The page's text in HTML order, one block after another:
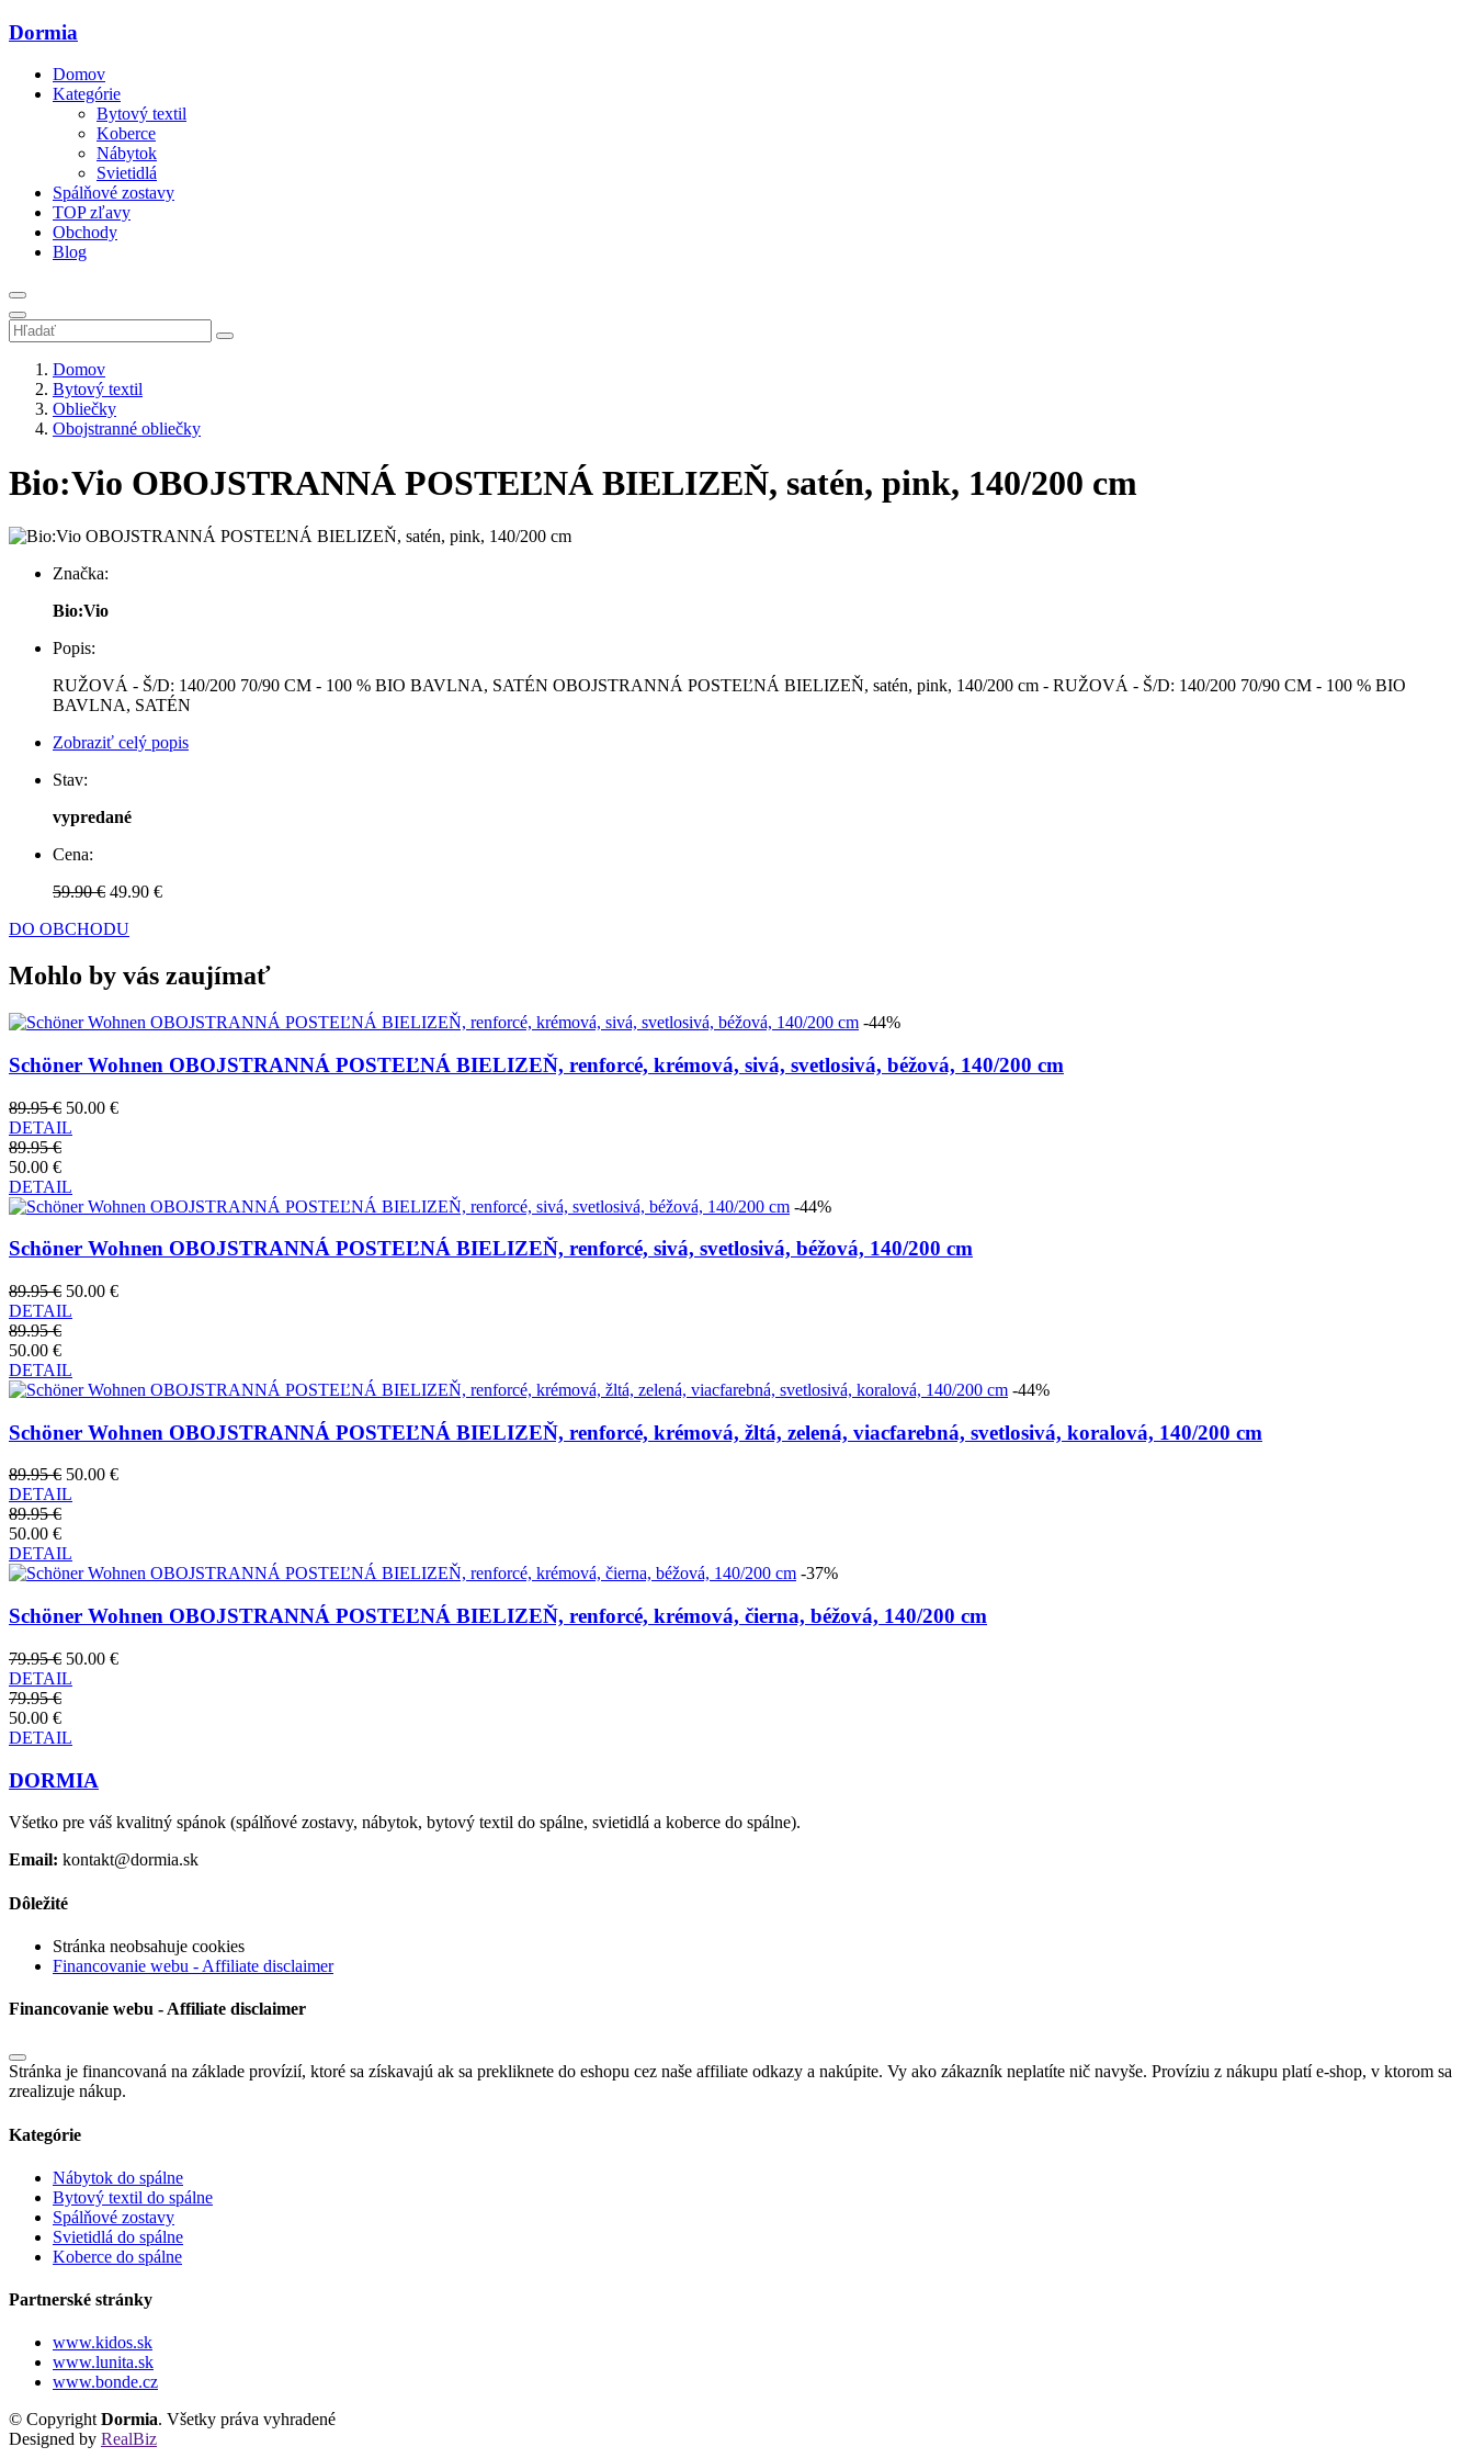
Dormia
Domov
Kategórie
Bytový textil
Koberce
Nábytok
Svietidlá
Spálňové zostavy
TOP zľavy
Obchody
Blog
Domov
Bytový textil
Obliečky
Obojstranné obliečky
Bio:Vio OBOJSTRANNÁ POSTEĽNÁ BIELIZEŇ, satén, pink, 140/200 cm
Značka:
Bio:Vio
Popis:
RUŽOVÁ - Š/D: 140/200 70/90 CM - 100 % BIO BAVLNA, SATÉN OBOJSTRANNÁ POSTEĽNÁ BIELIZEŇ, satén, pink, 140/200 cm - RUŽOVÁ - Š/D: 140/200 70/90 CM - 100 % BIO
BAVLNA, SATÉN
Zobraziť celý popis
Stav:
vypredané
Cena:
59.90 € 49.90 €
DO OBCHODU
Mohlo by vás zaujímať
-44%
Schöner Wohnen OBOJSTRANNÁ POSTEĽNÁ BIELIZEŇ, renforcé, krémová, sivá, svetlosivá, béžová, 140/200 cm
89.95 € 50.00 €
DETAIL
89.95 €
50.00 €
DETAIL
-44%
Schöner Wohnen OBOJSTRANNÁ POSTEĽNÁ BIELIZEŇ, renforcé, sivá, svetlosivá, béžová, 140/200 cm
89.95 € 50.00 €
DETAIL
89.95 €
50.00 €
DETAIL
-44%
Schöner Wohnen OBOJSTRANNÁ POSTEĽNÁ BIELIZEŇ, renforcé, krémová, žltá, zelená, viacfarebná, svetlosivá, koralová, 140/200 cm
89.95 € 50.00 €
DETAIL
89.95 €
50.00 €
DETAIL
-37%
Schöner Wohnen OBOJSTRANNÁ POSTEĽNÁ BIELIZEŇ, renforcé, krémová, čierna, béžová, 140/200 cm
79.95 € 50.00 €
DETAIL
79.95 €
50.00 €
DETAIL
DORMIA
Všetko pre váš kvalitný spánok (spálňové zostavy, nábytok, bytový textil do spálne, svietidlá a koberce do spálne).
Email: kontakt@dormia.sk
Dôležité
Stránka neobsahuje cookies
Financovanie webu - Affiliate disclaimer
Financovanie webu - Affiliate disclaimer
Stránka je financovaná na základe provízií, ktoré sa získavajú ak sa prekliknete do eshopu cez naše affiliate odkazy a nakúpite. Vy ako zákazník neplatíte nič navyše. Províziu z nákupu platí e-shop, v ktorom sa
zrealizuje nákup.
Kategórie
Nábytok do spálne
Bytový textil do spálne
Spálňové zostavy
Svietidlá do spálne
Koberce do spálne
Partnerské stránky
www.kidos.sk
www.lunita.sk
www.bonde.cz
© CopyrightDormia. Všetky práva vyhradené
Designed by RealBiz